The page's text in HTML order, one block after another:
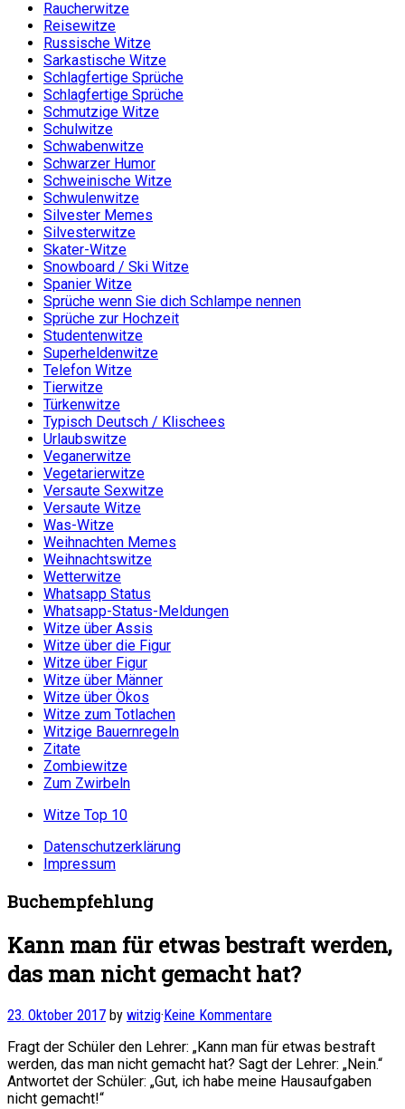
Raucherwitze
Reisewitze
Russische Witze
Sarkastische Witze
Schlagfertige Sprüche
Schlagfertige Sprüche
Schmutzige Witze
Schulwitze
Schwabenwitze
Schwarzer Humor
Schweinische Witze
Schwulenwitze
Silvester Memes
Silvesterwitze
Skater-Witze
Snowboard / Ski Witze
Spanier Witze
Sprüche wenn Sie dich Schlampe nennen
Sprüche zur Hochzeit
Studentenwitze
Superheldenwitze
Telefon Witze
Tierwitze
Türkenwitze
Typisch Deutsch / Klischees
Urlaubswitze
Veganerwitze
Vegetarierwitze
Versaute Sexwitze
Versaute Witze
Was-Witze
Weihnachten Memes
Weihnachtswitze
Wetterwitze
Whatsapp Status
Whatsapp-Status-Meldungen
Witze über Assis
Witze über die Figur
Witze über Figur
Witze über Männer
Witze über Ökos
Witze zum Totlachen
Witzige Bauernregeln
Zitate
Zombiewitze
Zum Zwirbeln
Witze Top 10
Datenschutzerklärung
Impressum
Buchempfehlung
Kann man für etwas bestraft werden,
das man nicht gemacht hat?
23. Oktober 2017 by witzig·Keine Kommentare
Fragt der Schüler den Lehrer: „Kann man für etwas bestraft
werden, das man nicht gemacht hat? Sagt der Lehrer: „Nein.“
Antwortet der Schüler: „Gut, ich habe meine Hausaufgaben
nicht gemacht!“